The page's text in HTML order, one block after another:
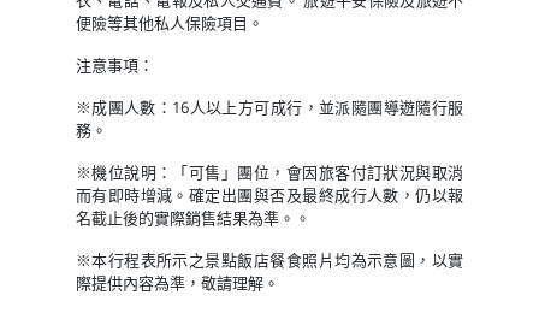
便險等其他私人保險項目。
注意事項：
※成團人數：16人以上方可成行，並派隨團導遊隨行服
務。
※機位說明：「可售」團位，會因旅客付訂狀況與取消
而有即時增減。確定出團與否及最終成行人數，仍以報
名截止後的實際銷售結果為準。。
※本行程表所示之景點飯店餐食照片均為示意圖，以實
際提供內容為準，敬請理解。